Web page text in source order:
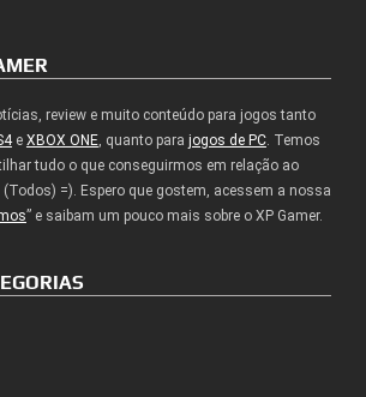
review e muito conteúdo para jogos tanto
e XBOX ONE, quanto para jogos de PC. Temos
tudo o que conseguirmos em relação ao
=). Espero que gostem, acessem a nossa
” e saibam um pouco mais sobre o XP Gamer.